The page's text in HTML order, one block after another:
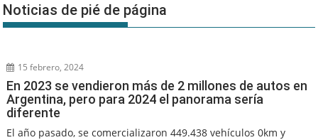
Noticias de pié de página
15 febrero, 2024
En 2023 se vendieron más de 2 millones de autos en
Argentina, pero para 2024 el panorama sería
diferente
El año pasado, se comercializaron 449.438 vehículos 0km y